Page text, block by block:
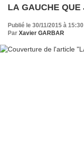
Publié le 30/11/2015 à 15:30
Par Xavier GARBAR